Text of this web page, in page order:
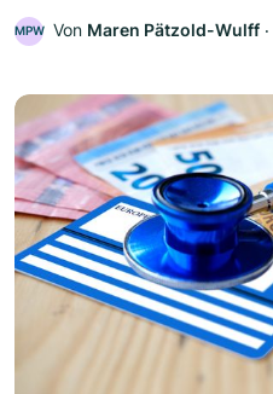
MPW Von Maren Pätzold-Wulff ‧